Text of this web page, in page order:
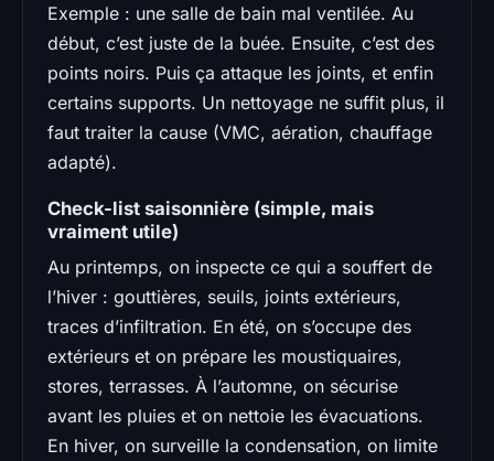
Exemple : une salle de bain mal ventilée. Au
début, c’est juste de la buée. Ensuite, c’est des
points noirs. Puis ça attaque les joints, et enfin
certains supports. Un nettoyage ne suffit plus, il
faut traiter la cause (VMC, aération, chauffage
adapté).
Check-list saisonnière (simple, mais
vraiment utile)
Au printemps, on inspecte ce qui a souffert de
l’hiver : gouttières, seuils, joints extérieurs,
traces d’infiltration. En été, on s’occupe des
extérieurs et on prépare les moustiquaires,
stores, terrasses. À l’automne, on sécurise
avant les pluies et on nettoie les évacuations.
En hiver, on surveille la condensation, on limite